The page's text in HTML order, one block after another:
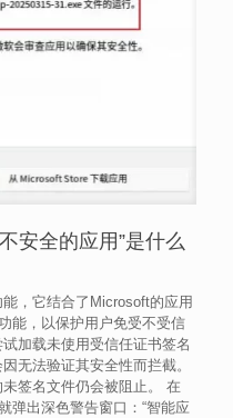
安全的应用”是什么
，它结合了Microsoft的应用
能，以保护用户免受不受信
加载未使用受信任证书签名
无法验证其安全性而拦截。
签名文件仍会被阻止。 在
弹出深色警告窗口：“智能应